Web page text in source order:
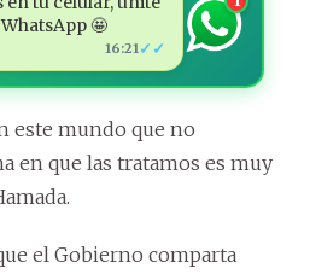
🤩
16:21 ✓✓
este mundo que no
en que las tratamos es muy
el Gobierno comparta